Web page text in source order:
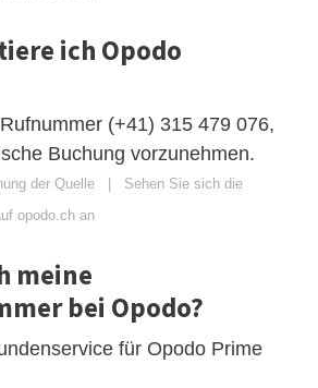
ich Opodo
(+41) 315 479 076,
Buchung vorzunehmen.
der Quelle | Sehen Sie sich die
opodo.ch an
meine
bei Opodo?
für Opodo Prime